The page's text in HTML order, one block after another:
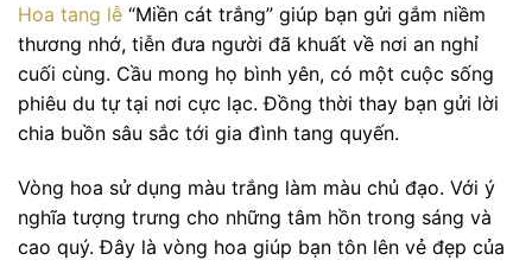
Hoa tang lễ “Miền cát trắng” giúp bạn gửi gắm niềm
thương nhớ, tiễn đưa người đã khuất về nơi an nghỉ
cuối cùng. Cầu mong họ bình yên, có một cuộc sống
phiêu du tự tại nơi cực lạc. Đồng thời thay bạn gửi lời
chia buồn sâu sắc tới gia đình tang quyến.
Vòng hoa sử dụng màu trắng làm màu chủ đạo. Với ý
nghĩa tượng trưng cho những tâm hồn trong sáng và
cao quý. Đây là vòng hoa giúp bạn tôn lên vẻ đẹp của